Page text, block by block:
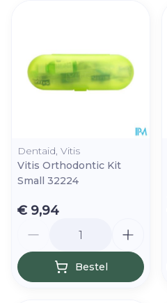
Dentaid, Vitis
Vitis Orthodontic Kit
Small 32224
€ 9,94
Bestel